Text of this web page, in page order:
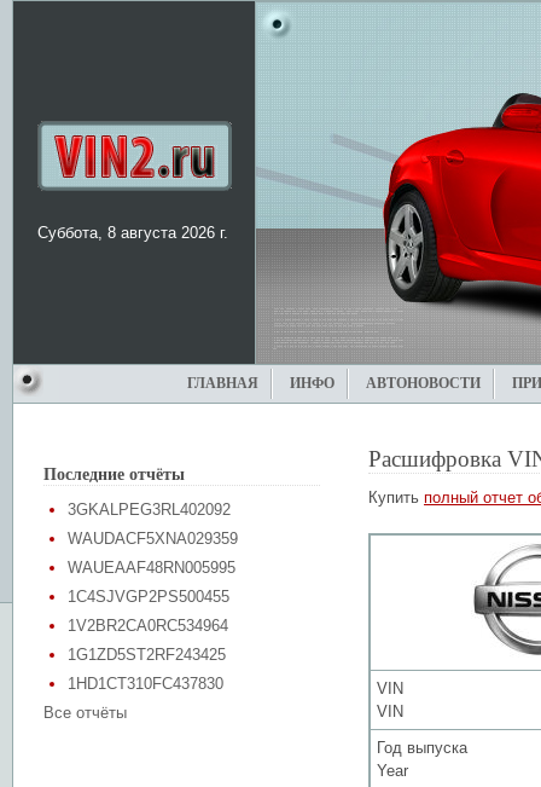
Суббота, 8 августа 2026 г.
ГЛАВНАЯ ИНФО АВТОНОВОСТИ
Последние отчёты
3GKALPEG3RL402092
WAUDACF5XNA029359
WAUEAAF48RN005995
1C4SJVGP2PS500455
1V2BR2CA0RC534964
1G1ZD5ST2RF243425
1HD1CT310FC437830
Все отчёты
Расшифровка
Купить полный отчет
VIN
VIN
Год выпуска
Year